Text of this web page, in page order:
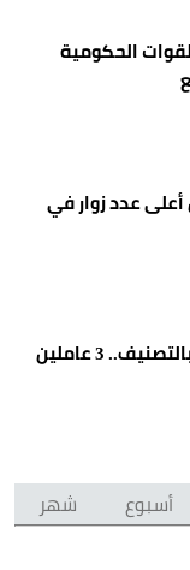
الحكومية
عدد زوار في
«السياحة» تقترح ربط التوظيف بالتصنيف.. 3 عاملين
أسبوع شهر